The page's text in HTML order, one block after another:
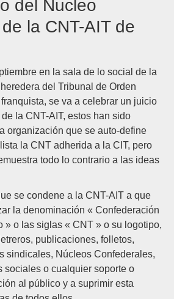
del Nucleo
la CNT-AIT de
en la sala de lo social de la
del Tribunal de Orden
se va a celebrar un juicio
la CNT-AIT, estos han sido
organización que se auto-define
la CNT adherida a la CIT, pero
todo lo contrario a las ideas
se condene a la CNT-AIT a que
la denominación « Confederación
» o las siglas « CNT » o su logotipo,
publicaciones, folletos,
sindicales, Núcleos Confederales,
sociales o cualquier soporte o
al público y a suprimir esta